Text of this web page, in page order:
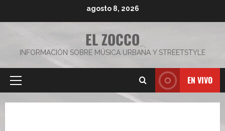
agosto 8, 2026
EL ZOCCO
INFORMACIÓN SOBRE MÚSICA URBANA Y STREETSTYLE
Menú
EN VIVO